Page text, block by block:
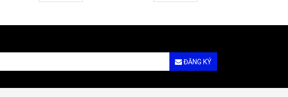
ĐĂNG KÝ